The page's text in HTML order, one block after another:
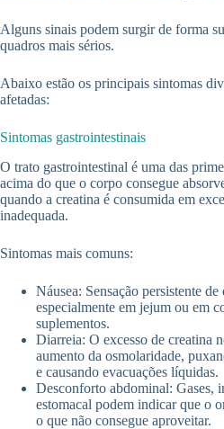
Alguns sinais podem surgir de forma
quadros mais sérios.
Abaixo estão os principais sintomas
afetadas:
Sintomas gastrointestinais
O trato gastrointestinal é uma das
acima do que o corpo consegue
quando a creatina é consumida em
inadequada.
Sintomas mais comuns:
Náusea: Sensação persistente
especialmente em jejum ou em
suplementos.
Diarreia: O excesso de creatina
aumento da osmolaridade,
e causando evacuações líquidas.
Desconforto abdominal: Gases,
estomacal podem indicar que o
o que não consegue aproveitar.